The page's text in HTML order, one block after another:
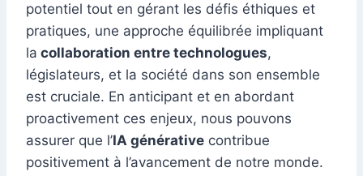
potentiel tout en gérant les défis éthiques et
pratiques, une approche équilibrée impliquant
la collaboration entre technologues,
législateurs, et la société dans son ensemble
est cruciale. En anticipant et en abordant
proactivement ces enjeux, nous pouvons
assurer que l’IA générative contribue
positivement à l’avancement de notre monde.